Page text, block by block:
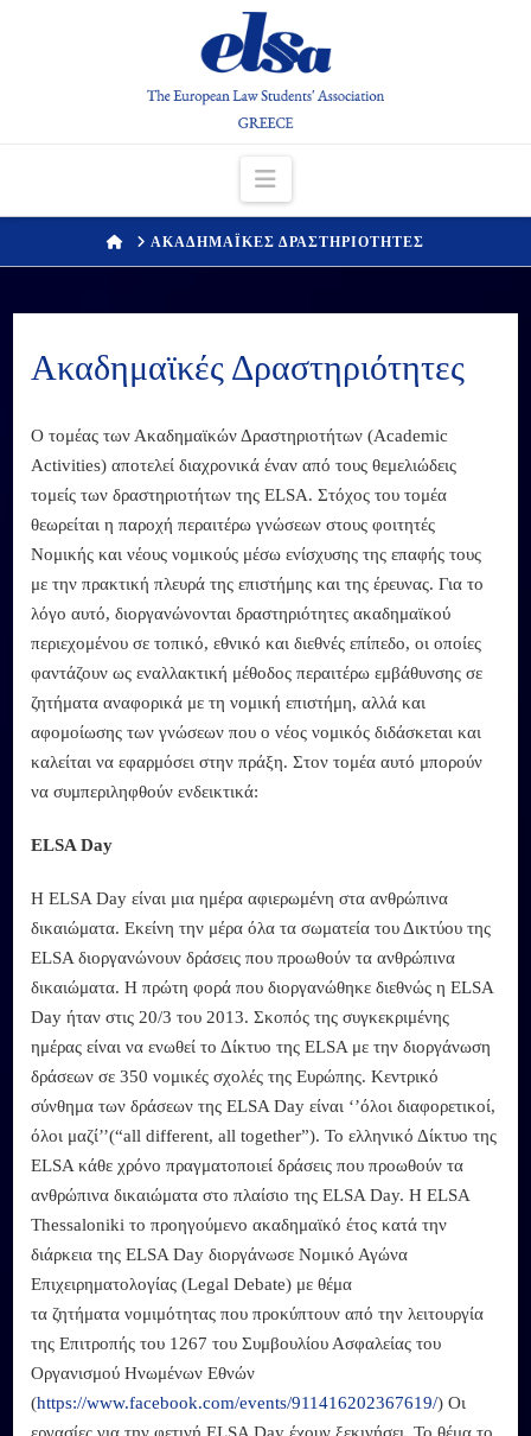
Navigation
HOMEΑΚΑΔΗΜΑΪΚΕΣ ΔΡΑΣΤΗΡΙΟΤΗΤΕΣ
Ακαδημαϊκές Δραστηριότητες
Ο τομέας των Ακαδημαϊκών Δραστηριοτήτων (Academic
Activities) αποτελεί διαχρονικά έναν από τους θεμελιώδεις
τομείς των δραστηριοτήτων της ELSA. Στόχος του τομέα
θεωρείται η παροχή περαιτέρω γνώσεων στους φοιτητές
Νομικής και νέους νομικούς μέσω ενίσχυσης της επαφής τους
με την πρακτική πλευρά της επιστήμης και της έρευνας. Για το
λόγο αυτό, διοργανώνονται δραστηριότητες ακαδημαϊκού
περιεχομένου σε τοπικό, εθνικό και διεθνές επίπεδο, οι οποίες
φαντάζουν ως εναλλακτική μέθοδος περαιτέρω εμβάθυνσης σε
ζητήματα αναφορικά με τη νομική επιστήμη, αλλά και
αφομοίωσης των γνώσεων που ο νέος νομικός διδάσκεται και
καλείται να εφαρμόσει στην πράξη. Στον τομέα αυτό μπορούν
να συμπεριληφθούν ενδεικτικά:
ELSA Day
Η ELSA Day είναι μια ημέρα αφιερωμένη στα ανθρώπινα
δικαιώματα. Εκείνη την μέρα όλα τα σωματεία του Δικτύου της
ELSA διοργανώνουν δράσεις που προωθούν τα ανθρώπινα
δικαιώματα. Η πρώτη φορά που διοργανώθηκε διεθνώς η ELSA
Day ήταν στις 20/3 του 2013. Σκοπός της συγκεκριμένης
ημέρας είναι να ενωθεί το Δίκτυο της ELSA με την διοργάνωση
δράσεων σε 350 νομικές σχολές της Ευρώπης. Κεντρικό
σύνθημα των δράσεων της ELSA Day είναι ‘’όλοι διαφορετικοί,
όλοι μαζί’’(“all different, all together”). Το ελληνικό Δίκτυο της
ELSA κάθε χρόνο πραγματοποιεί δράσεις που προωθούν τα
ανθρώπινα δικαιώματα στο πλαίσιο της ELSA Day. Η ELSA
Thessaloniki το προηγούμενο ακαδημαϊκό έτος κατά την
διάρκεια της ELSA Day διοργάνωσε Νομικό Αγώνα
Επιχειρηματολογίας (Legal Debate) με θέμα
τα ζητήματα νομιμότητας που προκύπτουν από την λειτουργία
της Επιτροπής του 1267 του Συμβουλίου Ασφαλείας του
Οργανισμού Ηνωμένων Εθνών
(https://www.facebook.com/events/911416202367619/) Οι
εργασίες για την φετινή ΕLSA Day έχουν ξεκινήσει. Το θέμα το